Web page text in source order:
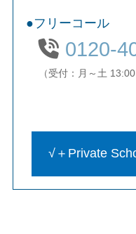
フリーコール
0120-
（受付：月～土 13:00
√＋Private